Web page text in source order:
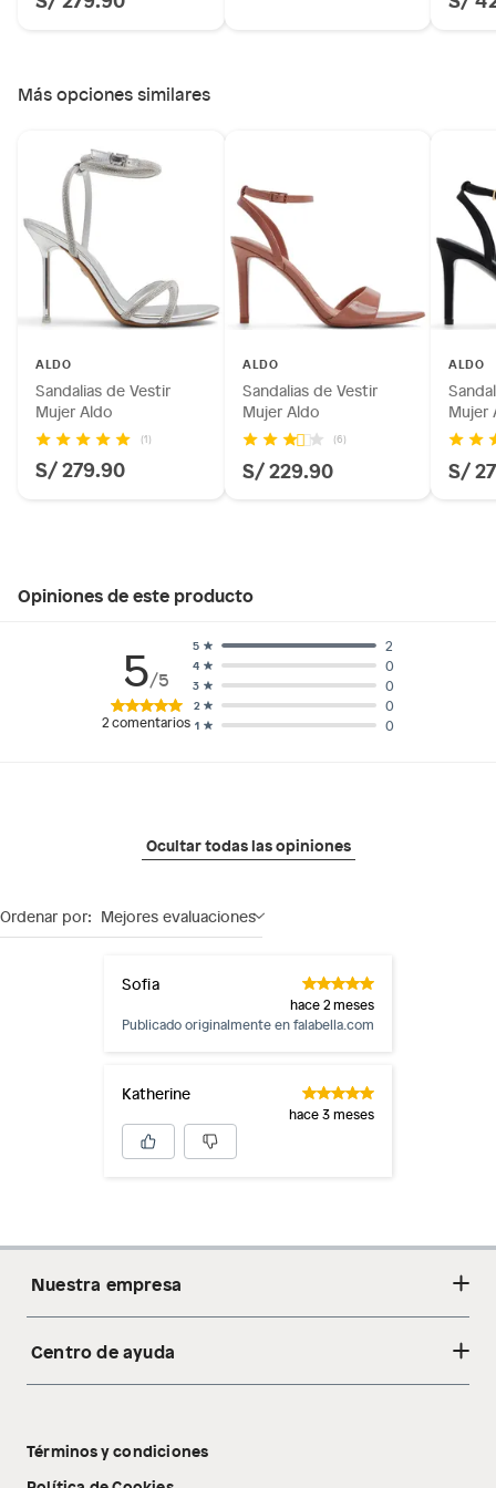
Más opciones similares
ALDO
Sandalias de Vestir
Mujer Aldo
(1)
S/ 279.90
ALDO
Sandalias de Vestir
Mujer Aldo
(6)
S/ 229.90
ALDO
Mujer
S/
Opiniones de este producto
5/5
2comentarios 1 0
2 0
3 0
4 0
5 2
Ocultar todas las opiniones
Ordenar por: Mejores evaluaciones
Sofia
hace 2 meses
Publicado originalmente enfalabella.com
Katherine
hace 3 meses
Nuestra empresa
Acerca de nosotros
Tecnología Pillow Walk
Centro de ayuda
Libro de reclamaciones
Términos y condiciones